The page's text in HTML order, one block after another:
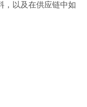
，以及在供应链中如